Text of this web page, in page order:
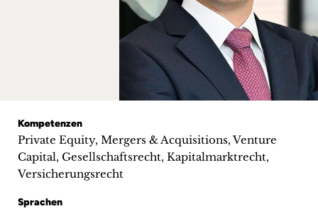
+
Team
Kompetenzen
Private Equity, Mergers & Acquisitions, Venture
Capital, Gesellschaftsrecht, Kapitalmarktrecht,
Versicherungsrecht
Sprachen